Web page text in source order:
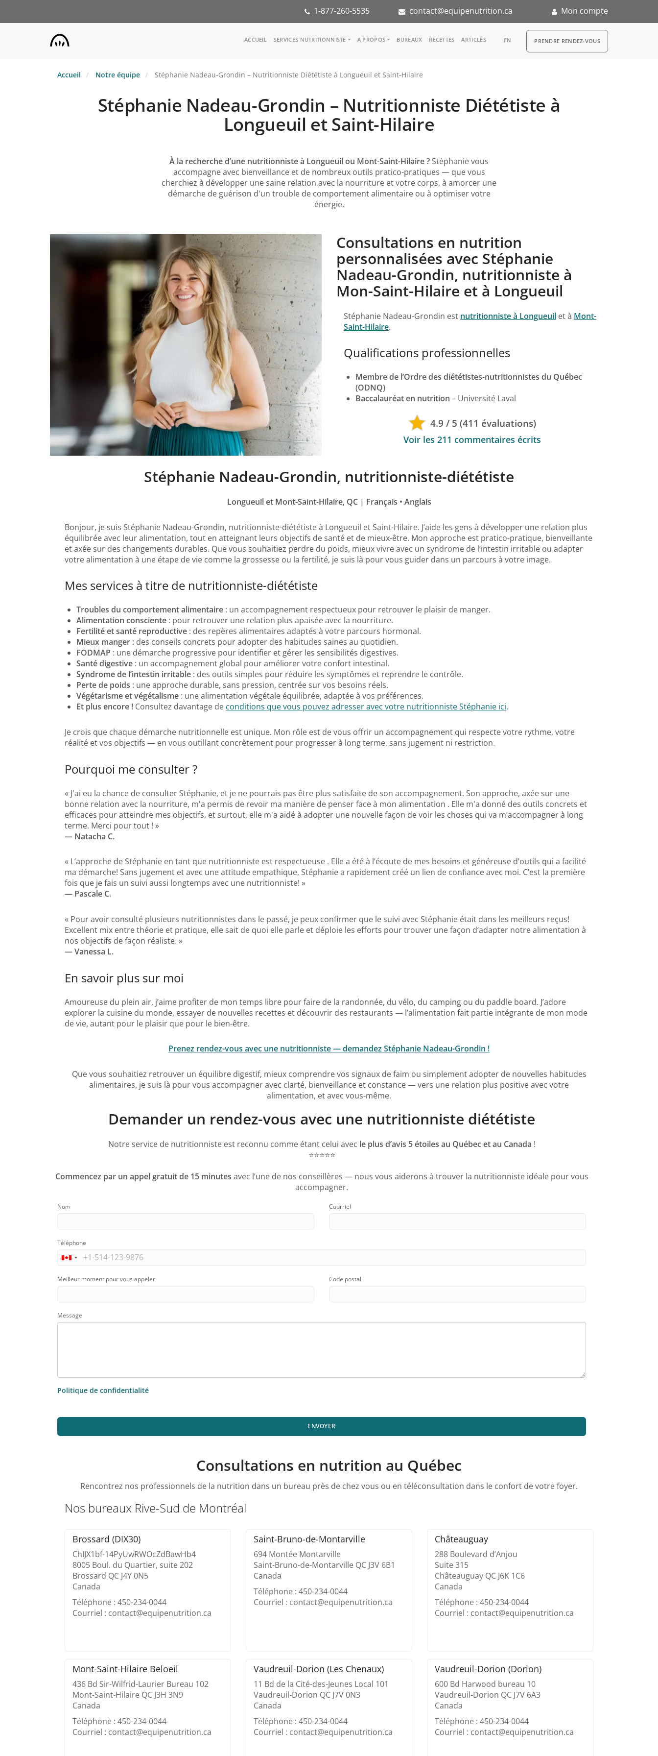
1-877-260-5535 contact@equipenutrition.ca Mon compte
Main
ACCUEIL SERVICES NUTRITIONNISTE
Référence médicale
Groupes d'inspiration
KoalaPro
A PROPOS
Dans les médias
Partenaires
Stage en nutrition
Carrières
BUREAUX RECETTES ARTICLES EN RDV
PRENDRE RENDEZ-VOUS
Accueil Notre équipe Stéphanie Nadeau-Grondin – Nutritionniste Diététiste à Longueuil et Saint-Hilaire
Stéphanie Nadeau-Grondin – Nutritionniste Diététiste à
Longueuil et Saint-Hilaire
À la recherche d’une nutritionniste à Longueuil ou Mont-Saint-Hilaire ? Stéphanie vous
accompagne avec bienveillance et de nombreux outils pratico-pratiques — que vous
cherchiez à développer une saine relation avec la nourriture et votre corps, à amorcer une
démarche de guérison d'un trouble de comportement alimentaire ou à optimiser votre
énergie.
Consultations en nutrition
personnalisées avec Stéphanie
Nadeau-Grondin, nutritionniste à
Mon-Saint-Hilaire et à Longueuil
Stéphanie Nadeau-Grondin est nutritionniste à Longueuil et à Mont-
Saint-Hilaire.
Qualifications professionnelles
Membre de l’Ordre des diététistes-nutritionnistes du Québec
(ODNQ)
Baccalauréat en nutrition – Université Laval
4.9 / 5 (411 évaluations)
Voir les 211 commentaires écrits
Stéphanie Nadeau-Grondin, nutritionniste-diététiste
Longueuil et Mont-Saint-Hilaire, QC | Français • Anglais
Bonjour, je suis Stéphanie Nadeau-Grondin, nutritionniste-diététiste à Longueuil et Saint-Hilaire. J’aide les gens à développer une relation plus
équilibrée avec leur alimentation, tout en atteignant leurs objectifs de santé et de mieux-être. Mon approche est pratico-pratique, bienveillante
et axée sur des changements durables. Que vous souhaitiez perdre du poids, mieux vivre avec un syndrome de l’intestin irritable ou adapter
votre alimentation à une étape de vie comme la grossesse ou la fertilité, je suis là pour vous guider dans un parcours à votre image.
Mes services à titre de nutritionniste-diététiste
Troubles du comportement alimentaire : un accompagnement respectueux pour retrouver le plaisir de manger.
Alimentation consciente : pour retrouver une relation plus apaisée avec la nourriture.
Fertilité et santé reproductive : des repères alimentaires adaptés à votre parcours hormonal.
Mieux manger : des conseils concrets pour adopter des habitudes saines au quotidien.
FODMAP : une démarche progressive pour identifier et gérer les sensibilités digestives.
Santé digestive : un accompagnement global pour améliorer votre confort intestinal.
Syndrome de l’intestin irritable : des outils simples pour réduire les symptômes et reprendre le contrôle.
Perte de poids : une approche durable, sans pression, centrée sur vos besoins réels.
Végétarisme et végétalisme : une alimentation végétale équilibrée, adaptée à vos préférences.
Et plus encore ! Consultez davantage de conditions que vous pouvez adresser avec votre nutritionniste Stéphanie ici.
Je crois que chaque démarche nutritionnelle est unique. Mon rôle est de vous offrir un accompagnement qui respecte votre rythme, votre
réalité et vos objectifs — en vous outillant concrètement pour progresser à long terme, sans jugement ni restriction.
Pourquoi me consulter ?
« J'ai eu la chance de consulter Stéphanie, et je ne pourrais pas être plus satisfaite de son accompagnement. Son approche, axée sur une
bonne relation avec la nourriture, m'a permis de revoir ma manière de penser face à mon alimentation . Elle m'a donné des outils concrets et
efficaces pour atteindre mes objectifs, et surtout, elle m'a aidé à adopter une nouvelle façon de voir les choses qui va m’accompagner à long
terme. Merci pour tout ! »
— Natacha C.
« L’approche de Stéphanie en tant que nutritionniste est respectueuse . Elle a été à l’écoute de mes besoins et généreuse d’outils qui a facilité
ma démarche! Sans jugement et avec une attitude empathique, Stéphanie a rapidement créé un lien de confiance avec moi. C’est la première
fois que je fais un suivi aussi longtemps avec une nutritionniste! »
— Pascale C.
« Pour avoir consulté plusieurs nutritionnistes dans le passé, je peux confirmer que le suivi avec Stéphanie était dans les meilleurs reçus!
Excellent mix entre théorie et pratique, elle sait de quoi elle parle et déploie les efforts pour trouver une façon d’adapter notre alimentation à
nos objectifs de façon réaliste. »
— Vanessa L.
En savoir plus sur moi
Amoureuse du plein air, j’aime profiter de mon temps libre pour faire de la randonnée, du vélo, du camping ou du paddle board. J’adore
explorer la cuisine du monde, essayer de nouvelles recettes et découvrir des restaurants — l’alimentation fait partie intégrante de mon mode
de vie, autant pour le plaisir que pour le bien-être.
Prenez rendez-vous avec une nutritionniste — demandez Stéphanie Nadeau-Grondin !
Que vous souhaitiez retrouver un équilibre digestif, mieux comprendre vos signaux de faim ou simplement adopter de nouvelles habitudes
alimentaires, je suis là pour vous accompagner avec clarté, bienveillance et constance — vers une relation plus positive avec votre
alimentation, et avec vous-même.
Demander un rendez-vous avec une nutritionniste diététiste
Notre service de nutritionniste est reconnu comme étant celui avec le plus d’avis 5 étoiles au Québec et au Canada !
⭐️⭐️⭐️⭐️⭐️
Commencez par un appel gratuit de 15 minutes avec l’une de nos conseillères — nous vous aiderons à trouver la nutritionniste idéale pour vous
accompagner.
Nom Courriel
Téléphone
Meilleur moment pour vous appeler Code postal
Message
Politique de confidentialité
ENVOYER
Consultations en nutrition au Québec
Rencontrez nos professionnels de la nutrition dans un bureau près de chez vous ou en téléconsultation dans le confort de votre foyer.
Nos bureaux Rive-Sud de Montréal
Brossard (DIX30)
ChIJX1bf-14PyUwRWOcZdBawHb4
8005 Boul. du Quartier, suite 202
Brossard QC J4Y 0N5
Canada
Téléphone : 450-234-0044
Courriel : contact@equipenutrition.ca
Saint-Bruno-de-Montarville
694 Montée Montarville
Saint-Bruno-de-Montarville QC J3V 6B1
Canada
Téléphone : 450-234-0044
Courriel : contact@equipenutrition.ca
Châteauguay
288 Boulevard d’Anjou
Suite 315
Châteauguay QC J6K 1C6
Canada
Téléphone : 450-234-0044
Courriel : contact@equipenutrition.ca
Mont-Saint-Hilaire Beloeil
436 Bd Sir-Wilfrid-Laurier Bureau 102
Mont-Saint-Hilaire QC J3H 3N9
Canada
Téléphone : 450-234-0044
Courriel : contact@equipenutrition.ca
Vaudreuil-Dorion (Les Chenaux)
11 Bd de la Cité-des-Jeunes Local 101
Vaudreuil-Dorion QC J7V 0N3
Canada
Téléphone : 450-234-0044
Courriel : contact@equipenutrition.ca
Vaudreuil-Dorion (Dorion)
600 Bd Harwood bureau 10
Vaudreuil-Dorion QC J7V 6A3
Canada
Téléphone : 450-234-0044
Courriel : contact@equipenutrition.ca